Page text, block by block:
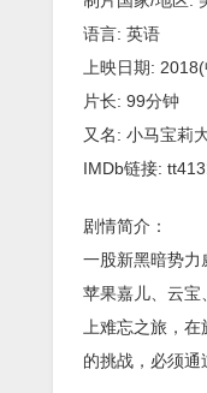
语言: 英语
上映日期:
片长: 99分钟
又名: 小马宝莉
IMDb链接:
剧情简介：
一股新黑暗势力
苹果嘉儿、云宝
上难忘之旅，
的挑战，必须通